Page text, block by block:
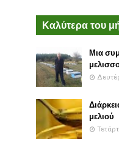
Καλύτερα του
Μια
μελιού